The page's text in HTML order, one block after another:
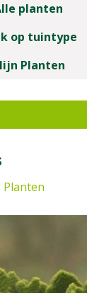
planten
op tuintype
Planten